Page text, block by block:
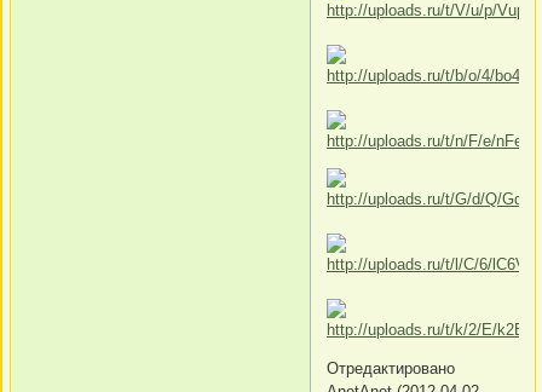
Отредактировано